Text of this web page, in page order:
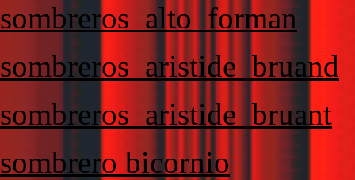
sombreros_alto_forman
sombreros_aristide_bruand
sombreros_aristide_bruant
sombrero bicornio